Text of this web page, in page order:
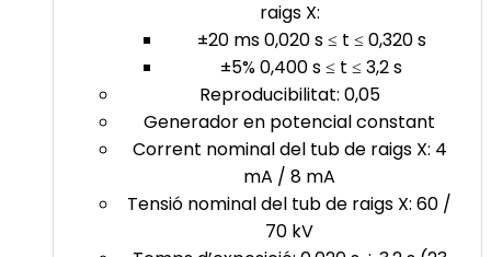
raigs X:
±20 ms 0,020 s ≤ t ≤ 0,320 s
±5% 0,400 s ≤ t ≤ 3,2 s
Reproducibilitat: 0,05
Generador en potencial constant
Corrent nominal del tub de raigs X: 4
mA / 8 mA
Tensió nominal del tub de raigs X: 60 /
70 kV